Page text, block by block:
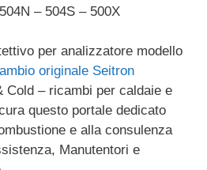
– 504S – 500X
per analizzatore modello
originale Seitron
Cold – ricambi per caldaie e
questo portale dedicato
e alla consulenza
Manutentori e